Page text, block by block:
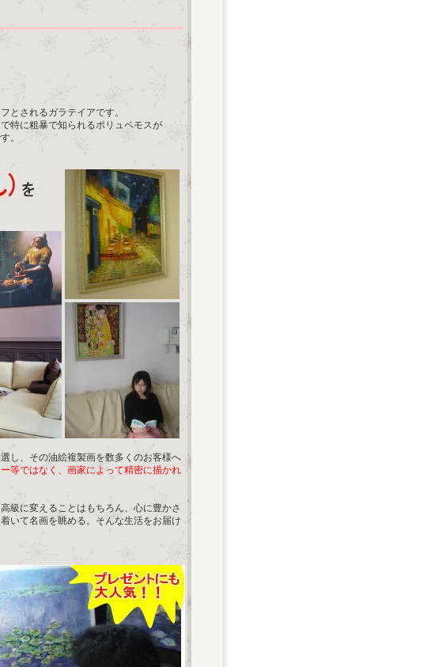
とされるガラテイアです。
特に粗暴で知られるポリュペモスが
。
し、その油絵複製画を数多くのお客様へ
等ではなく、画家によって精密に描かれ
級に変えることはもちろん、心に豊かさ
いて名画を眺める。そんな生活をお届け